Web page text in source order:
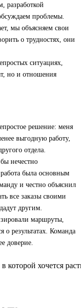
разработкой
проблемы.
мы объясняем свои
о трудностях, они
ситуациях,
но и отношения
решение: меня
выгодную работу,
отдела.
нечестно
была основным
и честно объяснил
все заказы своими
другим.
маршруты,
о результатах. Команда
доверие.